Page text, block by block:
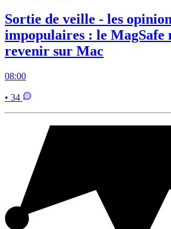
Sortie de veille - les
impopulaires : le MagSafe
revenir sur Mac
08:00
• 34